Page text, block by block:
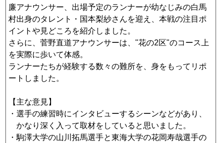
ご意見・ご感想
名義後援の申請について
廉アナウンサー、出場予定のランナーが幼なじみの白馬
村出身のタレント・国本梨紗さんを迎え、本戦の注目ポ
イントや見どころを紹介しました。
さらに、菅野直道アナウンサーは、"花の2区"のコース上
を実際に歩いて体感。
ランナーたちが経験する数々の難所を、身をもってリポ
ートしました。
【主な意見】
・選手の練習時にインタビューするシーンなどがあり、
かなり深く入って取材をしていると思いました。
・駒澤大学の山川拓馬選手と東海大学の花岡寿哉選手の